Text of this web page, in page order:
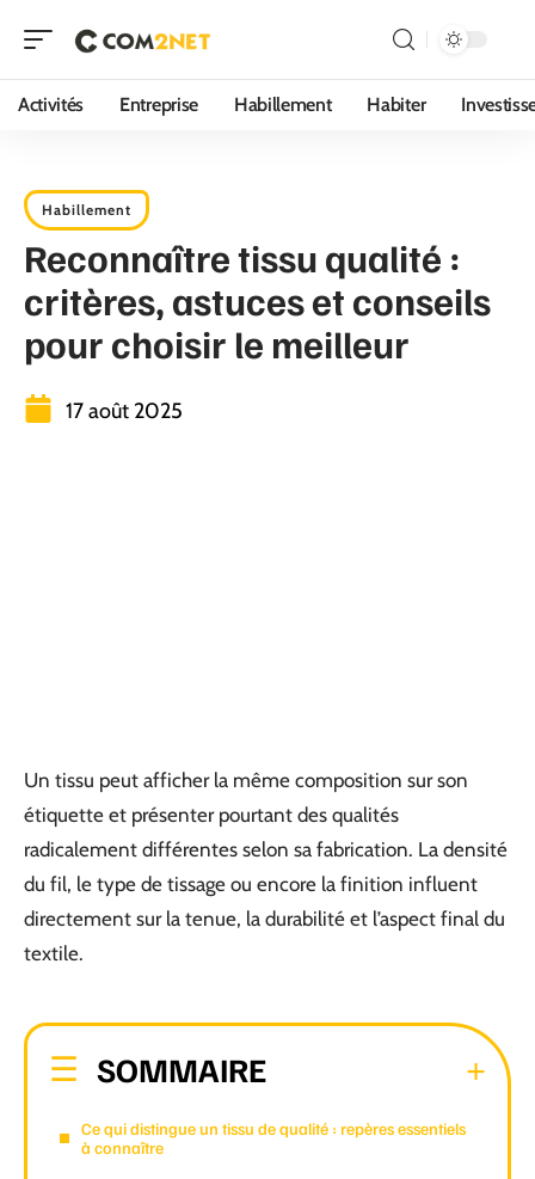
Activités Entreprise Habillement Habiter
Habillement
Reconnaître tissu qualité :
critères, astuces et conseils
pour choisir le meilleur
17 août 2025
Un tissu peut afficher la même composition sur son
étiquette et présenter pourtant des qualités
radicalement différentes selon sa fabrication. La densité
du fil, le type de tissage ou encore la finition influent
directement sur la tenue, la durabilité et l’aspect final du
textile.
SOMMAIRE
Ce qui distingue un tissu de qualité : repères essentiels
à connaître